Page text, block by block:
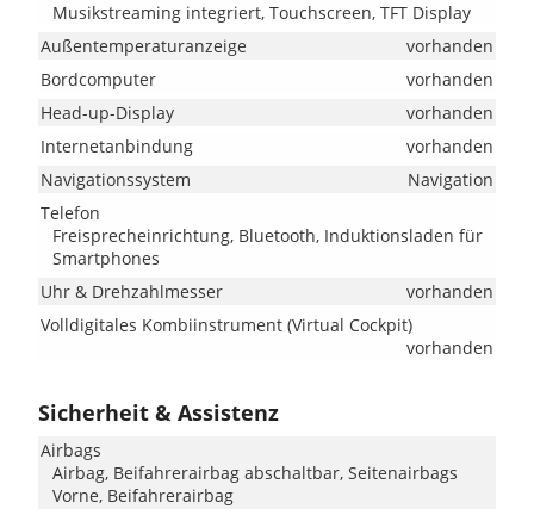
Musikstreaming integriert, Touchscreen, TFT Display
Außentemperaturanzeige
vorhanden
Bordcomputer
vorhanden
Head-up-Display
vorhanden
Internetanbindung
vorhanden
Navigationssystem
Navigation
Telefon
Freisprecheinrichtung, Bluetooth, Induktionsladen für
Smartphones
Uhr & Drehzahlmesser
vorhanden
Volldigitales Kombiinstrument (Virtual Cockpit)
vorhanden
Sicherheit & Assistenz
Airbags
Airbag, Beifahrerairbag abschaltbar, Seitenairbags
Vorne, Beifahrerairbag